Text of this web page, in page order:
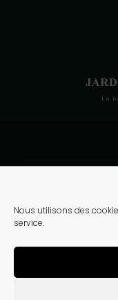
Nous utilisons des
service.